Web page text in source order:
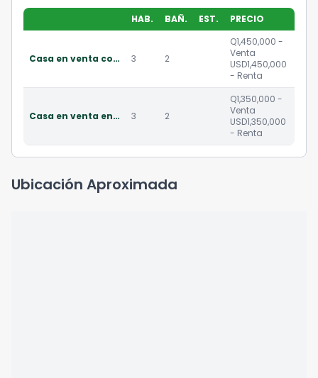
HAB. BAÑ. EST. PRECIO
Casa en venta con amplio jardin, carretera el salvador 3 2
Q1,450,000 -
Venta
USD1,450,000
- Renta
Casa en venta en carretera a el salvador 3 2
Q1,350,000 -
Venta
USD1,350,000
- Renta
Ubicación Aproximada